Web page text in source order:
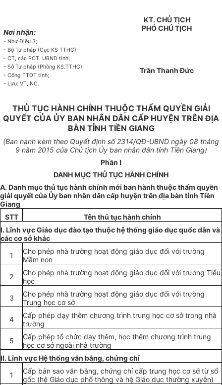
Nơi nhận:
- Như Điều 3;
- Bộ Tư pháp (Cục KS TTHC);
- CT, các PCT. UBND tỉnh;
-Sở Tư pháp (Phòng KS.TTHC);
-Cổng TTĐT tỉnh;
- Lưu: VT, NC.
KT. CHỦ TỊCH
PHÓ CHỦ TỊCH
Trần Thanh Đức
THỦ TỤC HÀNH CHÍNH THUỘC THẨM QUYỀN GIẢI
QUYẾT CỦA ỦY BAN NHÂN DÂN CẤP HUYỆN TRÊN ĐỊA
BÀN TỈNH TIỀN GIANG
(Ban hành kèm theo Quyết định số 2314/QĐ-UBND ngày 08 tháng
9 năm 2015 của Chủ tịch Ủyban nhân dân tỉnh Tiền Giang)
Phần I
DANH MỤC THỦ TỤC HÀNH CHÍNH
A. Danh mục thủ tục hành chính mới ban hành thuộc thẩm quyền
giải quyết củaỦyban nhân dân cấp huyện trên địa bàn tỉnh Tiền
Giang
STT
Tên thủ tục hành chính
I. Lĩnh vựcGiáo dụcđào tạo thuộc hệthống giáo dục quốc dân và
các cơ sởkhác
1
Cho phép nhà trường hoạt động giáo dục đối với trường
Mầm non
2
Cho phép nhà trường hoạt động giáo dục đối với trường Tiểu
học
3
Cho phép nhà trường hoạt động giáo dục đối với trường
Trung học cơ sở
4
Cấp phép dạy thêm chương trình trung học cơ sở trong nhà
trường
5
Cấp phép tổ chức dạy thêm, học thêm chương trình trung
học cơ sở ngoài nhà trường
II. Lĩnh vực Hệ thống văn bằng, chứng chỉ
1
Cấp bản sao văn bằng, chứng chỉcấp trung học cơ sở từ sổ
gốc (hệ Giáo dục phổ thông và hệ Giáo dục thường xuyên)